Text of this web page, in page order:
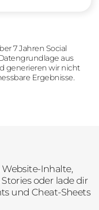
7 Jahren Social
aus
generieren wir nicht
Ergebnisse.
7 Jahren Social
aus
generieren wir nicht
Ergebnisse.
motivierten und
kreativen Ideen
auf Social
Inhalte,
oder lade dir
und Cheat-Sheets